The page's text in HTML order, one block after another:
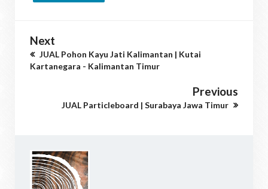
Next
JUAL Pohon Kayu Jati Kalimantan | Kutai
Kartanegara - Kalimantan Timur
Previous
JUAL Particleboard | Surabaya Jawa Timur